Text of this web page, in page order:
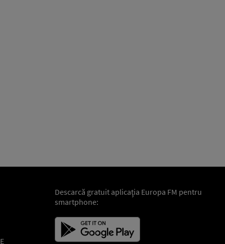
Descarcă gratuit aplicaţia Europa FM pentru
smartphone: